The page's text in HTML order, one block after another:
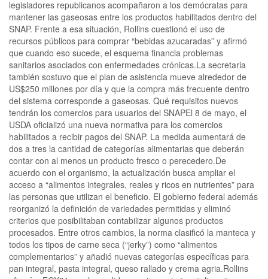
legisladores republicanos acompañaron a los demócratas para
mantener las gaseosas entre los productos habilitados dentro del
SNAP. Frente a esa situación, Rollins cuestionó el uso de
recursos públicos para comprar “bebidas azucaradas” y afirmó
que cuando eso sucede, el esquema financia problemas
sanitarios asociados con enfermedades crónicas.La secretaria
también sostuvo que el plan de asistencia mueve alrededor de
US$250 millones por día y que la compra más frecuente dentro
del sistema corresponde a gaseosas. Qué requisitos nuevos
tendrán los comercios para usuarios del SNAPEl 8 de mayo, el
USDA oficializó una nueva normativa para los comercios
habilitados a recibir pagos del SNAP. La medida aumentará de
dos a tres la cantidad de categorías alimentarias que deberán
contar con al menos un producto fresco o perecedero.De
acuerdo con el organismo, la actualización busca ampliar el
acceso a “alimentos integrales, reales y ricos en nutrientes” para
las personas que utilizan el beneficio. El gobierno federal además
reorganizó la definición de variedades permitidas y eliminó
criterios que posibilitaban contabilizar algunos productos
procesados. Entre otros cambios, la norma clasificó la manteca y
todos los tipos de carne seca (“jerky”) como “alimentos
complementarios” y añadió nuevas categorías específicas para
pan integral, pasta integral, queso rallado y crema agria.Rollins